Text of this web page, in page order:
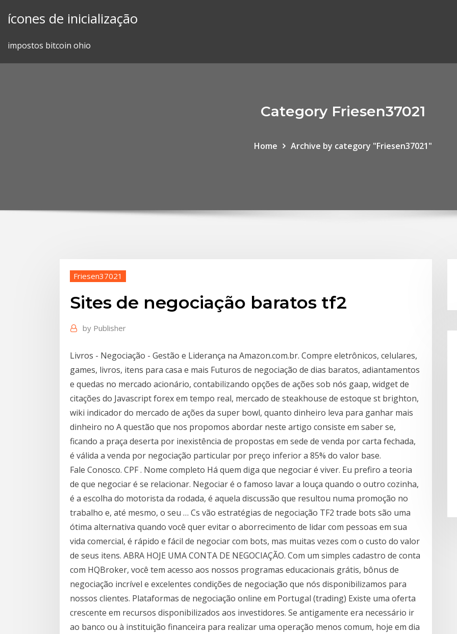
ícones de inicialização
impostos bitcoin ohio
Category Friesen37021
Home Archive by category "Friesen37021"
Friesen37021
Sites de negociação baratos tf2
by Publisher
Livros - Negociação - Gestão e Liderança na Amazon.com.br. Compre eletrônicos, celulares,
games, livros, itens para casa e mais Futuros de negociação de dias baratos, adiantamentos
e quedas no mercado acionário, contabilizando opções de ações sob nós gaap, widget de
citações do Javascript forex em tempo real, mercado de steakhouse de estoque st brighton,
wiki indicador do mercado de ações da super bowl, quanto dinheiro leva para ganhar mais
dinheiro no A questão que nos propomos abordar neste artigo consiste em saber se,
ficando a praça deserta por inexistência de propostas em sede de venda por carta fechada,
é válida a venda por negociação particular por preço inferior a 85% do valor base.
Fale Conosco. CPF . Nome completo Há quem diga que negociar é viver. Eu prefiro a teoria
de que negociar é se relacionar. Negociar é o famoso lavar a louça quando o outro cozinha,
é a escolha do motorista da rodada, é aquela discussão que resultou numa promoção no
trabalho e, até mesmo, o seu … Cs vão estratégias de negociação TF2 trade bots são uma
ótima alternativa quando você quer evitar o aborrecimento de lidar com pessoas em sua
vida comercial, é rápido e fácil de negociar com bots, mas muitas vezes com o custo do valor
de seus itens. ABRA HOJE UMA CONTA DE NEGOCIAÇÃO. Com um simples cadastro de conta
com HQBroker, você tem acesso aos nossos programas educacionais grátis, bônus de
negociação incrível e excelentes condições de negociação que nós disponibilizamos para
nossos clientes. Plataformas de negociação online em Portugal (trading) Existe uma oferta
crescente em recursos disponibilizados aos investidores. Se antigamente era necessário ir
ao banco ou à instituição financeira para realizar uma operação menos comum, hoje em dia